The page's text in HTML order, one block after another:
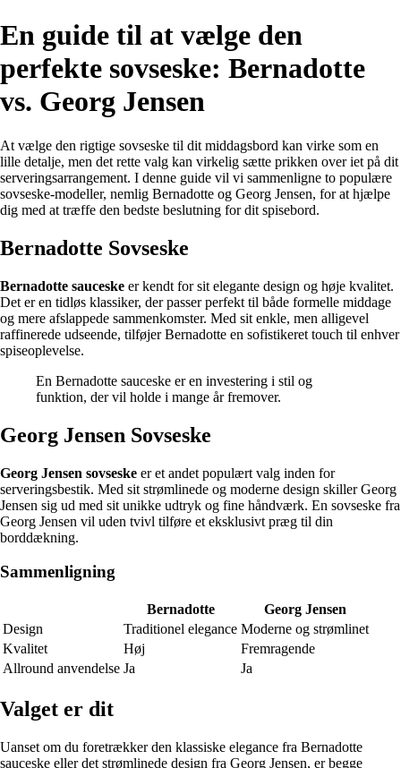
En guide til at vælge den
perfekte sovseske: Bernadotte
vs. Georg Jensen
At vælge den rigtige sovseske til dit middagsbord kan virke som en
lille detalje, men det rette valg kan virkelig sætte prikken over iet på dit
serveringsarrangement. I denne guide vil vi sammenligne to populære
sovseske-modeller, nemlig Bernadotte og Georg Jensen, for at hjælpe
dig med at træffe den bedste beslutning for dit spisebord.
Bernadotte Sovseske
Bernadotte sauceske er kendt for sit elegante design og høje kvalitet.
Det er en tidløs klassiker, der passer perfekt til både formelle middage
og mere afslappede sammenkomster. Med sit enkle, men alligevel
raffinerede udseende, tilføjer Bernadotte en sofistikeret touch til enhver
spiseoplevelse.
En Bernadotte sauceske er en investering i stil og
funktion, der vil holde i mange år fremover.
Georg Jensen Sovseske
Georg Jensen sovseske er et andet populært valg inden for
serveringsbestik. Med sit strømlinede og moderne design skiller Georg
Jensen sig ud med sit unikke udtryk og fine håndværk. En sovseske fra
Georg Jensen vil uden tvivl tilføre et eksklusivt præg til din
borddækning.
Sammenligning
Bernadotte
Georg Jensen
Design
Traditionel elegance Moderne og strømlinet
Kvalitet
Høj
Fremragende
Allround anvendelse Ja Ja
Valget er dit
Uanset om du foretrækker den klassiske elegance fra Bernadotte
sauceske eller det strømlinede design fra Georg Jensen, er begge